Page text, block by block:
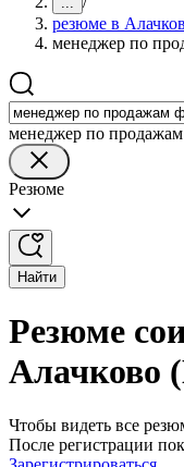
резюме в
менеджер по
менеджер по
Резюме
Найти
Резюме
Алачково
Чтобы видеть все
После регистрации